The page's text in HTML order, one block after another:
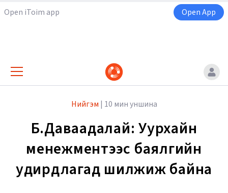
Open iToim app Open App
Нийгэм | 10 мин уншина
Б.Даваадалай: Уурхайн
менежментээс баялгийн
удирдлагад шилжиж байна